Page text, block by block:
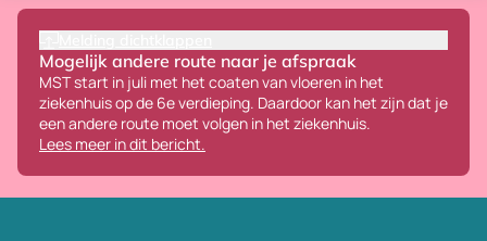
Mogelijk andere route naar je afspraak
MST start in juli met het coaten van vloeren in het
ziekenhuis op de 6e verdieping. Daardoor kan het zijn dat je
een andere route moet volgen in het ziekenhuis.
Lees meer in dit bericht.